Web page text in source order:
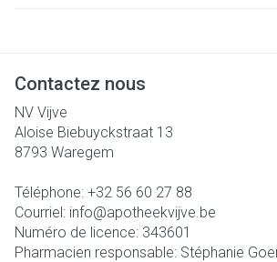
Contactez nous
NV Vijve
Aloise Biebuyckstraat 13
8793 Waregem
Téléphone: +32 56 60 27 88
Courriel: info@apotheekvijve.be
Numéro de licence: 343601
Pharmacien responsable: Stéphanie